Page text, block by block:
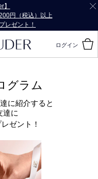
】
円（税込）以上
レゼント！
ログイン
グラム
に紹介すると
達に
ゼント！